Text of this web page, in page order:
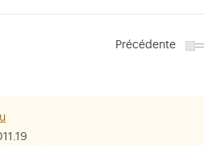
Précédente